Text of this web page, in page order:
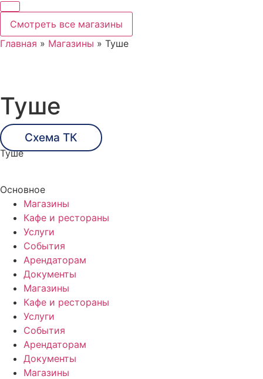
Смотреть все магазины
Главная » Магазины » Туше
Туше
Схема ТК
Туше
Основное
Магазины
Кафе и рестораны
Услуги
События
Арендаторам
Документы
Магазины
Кафе и рестораны
Услуги
События
Арендаторам
Документы
Магазины